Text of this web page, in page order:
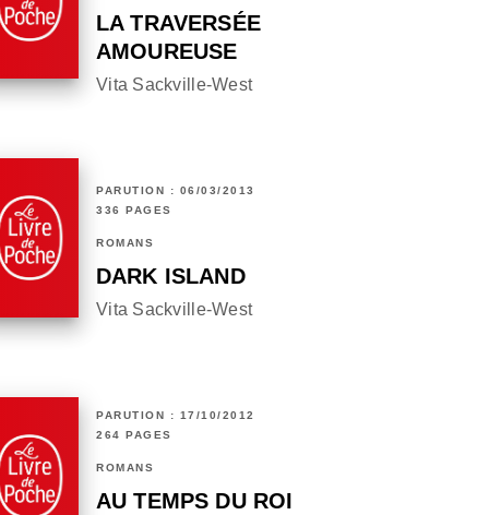
LA TRAVERSÉE
AMOUREUSE
Vita Sackville-West
PARUTION : 06/03/2013
336 PAGES
ROMANS
DARK ISLAND
Vita Sackville-West
PARUTION : 17/10/2012
264 PAGES
ROMANS
AU TEMPS DU ROI